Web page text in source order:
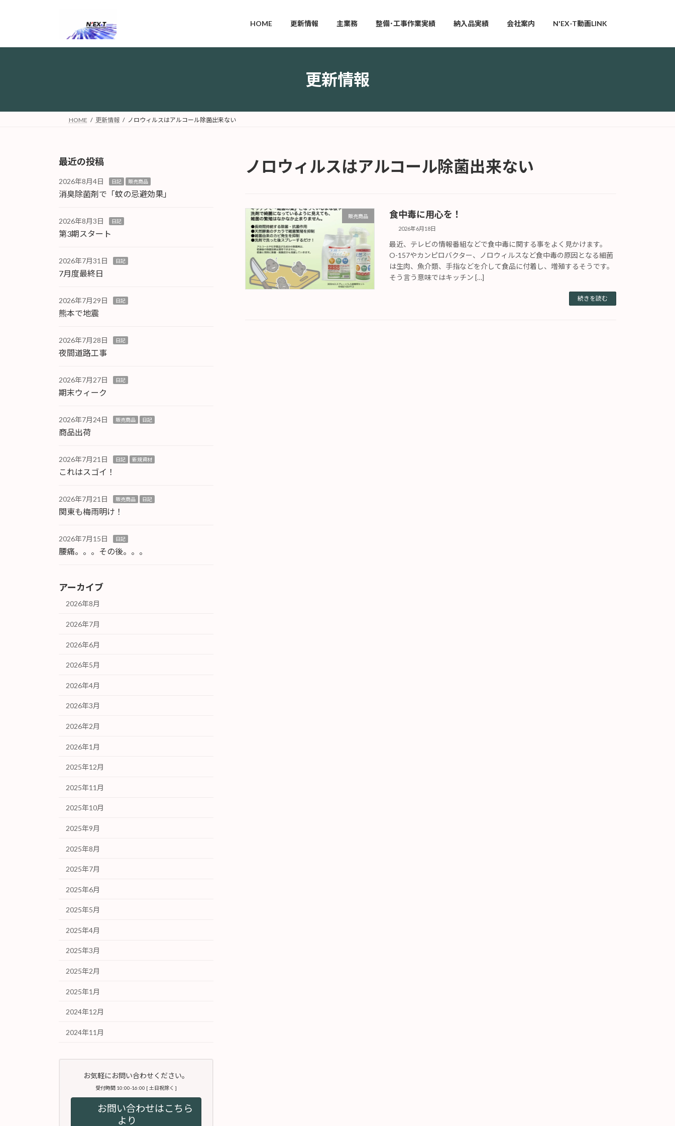
プ
動
HOME 更新情報 主業務 整備･工事作業実績 納入品実績 会社案内 N'EX-T動画LINK
更新情報
HOME 更新情報 ノロウィルスはアルコール除菌出来ない
ノロウィルスはアルコール除菌出来ない
販売商品 食中毒に用心を！
2026年6月18日
最近、テレビの情報番組などで食中毒に関する事をよく見かけます。
O-157やカンピロバクター、ノロウィルスなど食中毒の原因となる細菌
は生肉、魚介類、手指などを介して食品に付着し、増殖するそうです。
そう言う意味ではキッチン […]
続きを読む
最近の投稿
2026年8月4日 日記 販売商品
消臭除菌剤で「蚊の忌避効果」
2026年8月3日 日記
第3期スタート
2026年7月31日 日記
7月度最終日
2026年7月29日 日記
熊本で地震
2026年7月28日 日記
夜間道路工事
2026年7月27日 日記
期末ウィーク
2026年7月24日 販売商品 日記
商品出荷
2026年7月21日 日記 新規資材
これはスゴイ！
2026年7月21日 販売商品 日記
関東も梅雨明け！
2026年7月15日 日記
腰痛。。。その後。。。
アーカイブ
2026年8月
2026年7月
2026年6月
2026年5月
2026年4月
2026年3月
2026年2月
2026年1月
2025年12月
2025年11月
2025年10月
2025年9月
2025年8月
2025年7月
2025年6月
2025年5月
2025年4月
2025年3月
2025年2月
2025年1月
2024年12月
2024年11月
お気軽にお問い合わせください。
受付時間 10:00-16:00 [ 土日祝除く ]
お問い合わせはこちら
より